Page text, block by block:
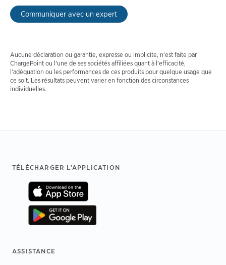
Communiquer avec un expert
Aucune déclaration ou garantie, expresse ou implicite, n'est faite par
ChargePoint ou l'une de ses sociétés affiliées quant à l'efficacité,
l'adéquation ou les performances de ces produits pour quelque usage que
ce soit. Les résultats peuvent varier en fonction des circonstances
individuelles.
Footer
TÉLÉCHARGER L’APPLICATION
ASSISTANCE